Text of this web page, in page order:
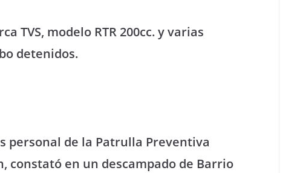
TVS, modelo RTR 200cc. y varias
detenidos.
personal de la Patrulla Preventiva
constató en un descampado de Barrio